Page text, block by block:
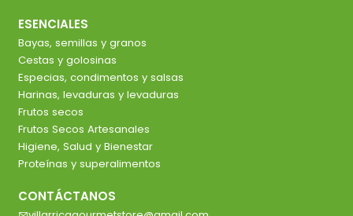
ESENCIALES
Bayas, semillas y granos
Cestas y golosinas
Especias, condimentos y salsas
Harinas, levaduras y levaduras
Frutos secos
Frutos Secos Artesanales
Higiene, Salud y Bienestar
Proteínas y superalimentos
CONTÁCTANOS